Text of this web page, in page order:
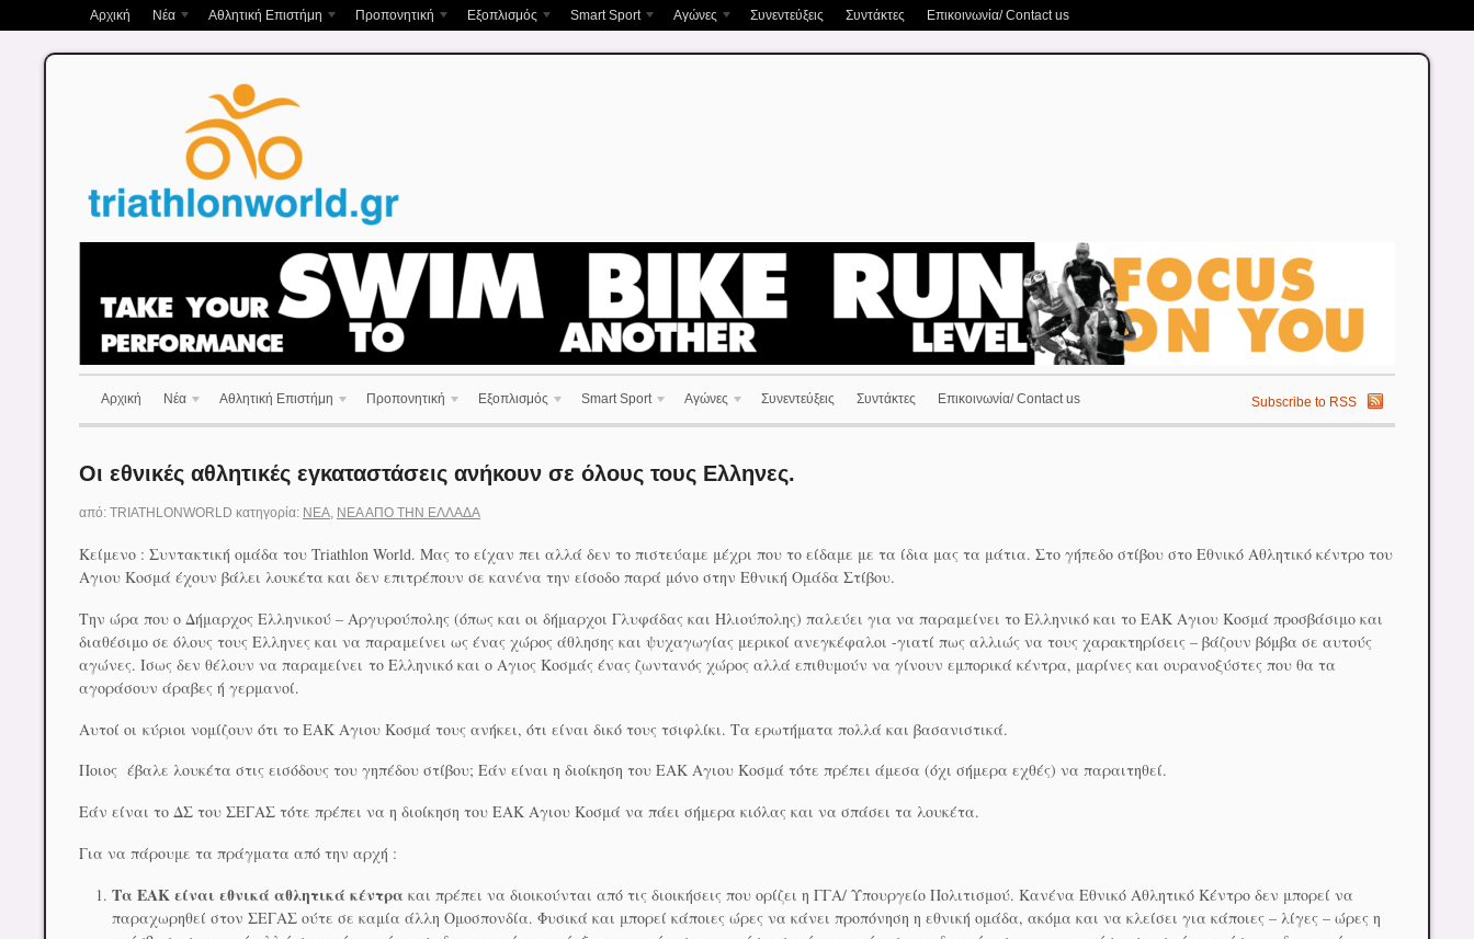
Αρχική Νέα Αθλητική Επιστήμη Προπονητική Εξοπλισμός Smart Sport Αγώνες Συνεντεύξεις Συντάκτες Επικοινωνία/ Contact us
Subscribe to RSS
Αρχική Νέα Αθλητική Επιστήμη Προπονητική Εξοπλισμός Smart Sport Αγώνες Συνεντεύξεις Συντάκτες Επικοινωνία/ Contact us
Οι εθνικές αθλητικές εγκαταστάσεις ανήκουν σε όλους τους Ελληνες.
από: TRIATHLONWORLD κατηγορία: ΝΈΑ, ΝΈΑ ΑΠΟ ΤΗΝ ΕΛΛΆΔΑ
Κείμενο : Συντακτική ομάδα του Triathlon World. Μας το είχαν πει αλλά δεν το πιστεύαμε μέχρι που το είδαμε με τα ίδια μας τα μάτια. Στο γήπεδο στίβου στο Εθνικό Αθλητικό κέντρο του
Αγιου Κοσμά έχουν βάλει λουκέτα και δεν επιτρέπουν σε κανένα την είσοδο παρά μόνο στην Εθνική Ομάδα Στίβου.
Την ώρα που ο Δήμαρχος Ελληνικού – Αργυρούπολης (όπως και οι δήμαρχοι Γλυφάδας και Ηλιούπολης) παλεύει για να παραμείνει το Ελληνικό και το ΕΑΚ Αγιου Κοσμά προσβάσιμο και
διαθέσιμο σε όλους τους Ελληνες και να παραμείνει ως ένας χώρος άθλησης και ψυχαγωγίας μερικοί ανεγκέφαλοι -γιατί πως αλλιώς να τους χαρακτηρίσεις – βάζουν βόμβα σε αυτούς
αγώνες. Ισως δεν θέλουν να παραμείνει το Ελληνικό και ο Αγιος Κοσμάς ένας ζωντανός χώρος αλλά επιθυμούν να γίνουν εμπορικά κέντρα, μαρίνες και ουρανοξύστες που θα τα
αγοράσουν άραβες ή γερμανοί.
Αυτοί οι κύριοι νομίζουν ότι το ΕΑΚ Αγιου Κοσμά τους ανήκει, ότι είναι δικό τους τσιφλίκι. Τα ερωτήματα πολλά και βασανιστικά.
Ποιος έβαλε λουκέτα στις εισόδους του γηπέδου στίβου; Εάν είναι η διοίκηση του ΕΑΚ Αγιου Κοσμά τότε πρέπει άμεσα (όχι σήμερα εχθές) να παραιτηθεί.
Εάν είναι το ΔΣ του ΣΕΓΑΣ τότε πρέπει να η διοίκηση του ΕΑΚ Αγιου Κοσμά να πάει σήμερα κιόλας και να σπάσει τα λουκέτα.
Για να πάρουμε τα πράγματα από την αρχή :
Τα ΕΑΚ είναι εθνικά αθλητικά κέντρα και πρέπει να διοικούνται από τις διοικήσεις που ορίζει η ΓΓΑ/ Υπουργείο Πολιτισμού. Κανένα Εθνικό Αθλητικό Κέντρο δεν μπορεί να
παραχωρηθεί στον ΣΕΓΑΣ ούτε σε καμία άλλη Ομοσπονδία. Φυσικά και μπορεί κάποιες ώρες να κάνει προπόνηση η εθνική ομάδα, ακόμα και να κλείσει για κάποιες – λίγες – ώρες η